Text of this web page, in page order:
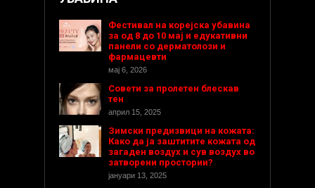
Фестивал на корејска убавина
за од 8 до 10 мај и едукативни
панели со дерматолози и
фармацевти
мај 6, 2026
Совети за пролетен блескав
тен
април 15, 2025
Зимски предизвици на кожата:
Како да ја заштитите кожата од
загаден воздух и сув воздух во
затворени простории?
јануари 13, 2025